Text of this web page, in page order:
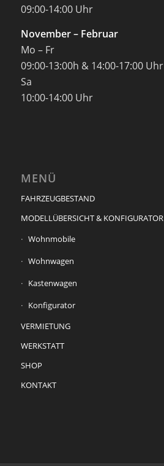
09:00-14:00 Uhr
November – Februar
Mo – Fr
09:00-13:00h & 14:00-17:00 Uhr
Sa
10:00-14:00 Uhr
MENÜ
FAHRZEUGBESTAND
MODELLÜBERSICHT & KONFIGURATOR
Wohnmobile
Wohnwagen
Kastenwagen
Konfigurator
VERMIETUNG
WERKSTATT
SHOP
KONTAKT